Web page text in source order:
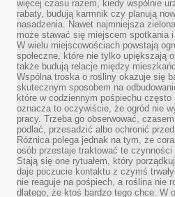
więcej czasu razem, kiedy wspólnie
rabaty, budują karmnik czy planują
nasadzenia. Nawet najmniejsza
może stawać się miejscem spotkania i
W wielu miejscowościach powstają
społeczne, które nie tylko upiększają
także budują relacje między
Wspólna troska o rośliny okazuje się
skutecznym sposobem na
które w codziennym pośpiechu często
oznacza to oczywiście, że ogród nie
pracy. Trzeba go obserwować,
podlać, przesadzić albo ochronić
Różnica polega jednak na tym, że
osób przestaje traktować te czynności
Stają się one rytuałem, który
daje poczucie kontaktu z czymś
nie reaguje na pośpiech, a roślina nie
dlatego, że ktoś bardzo tego chce. W